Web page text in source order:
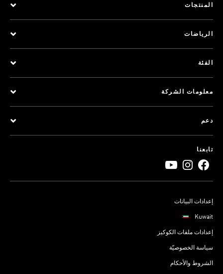
المنتجات
الرياضات
الفئة
معلومات الشركة
دعم
تابعنا
إعدادات البيانات
Kuwait
إعدادات ملفات الكوكيز
سياسة الخصوصيّة
الشروط والأحكام